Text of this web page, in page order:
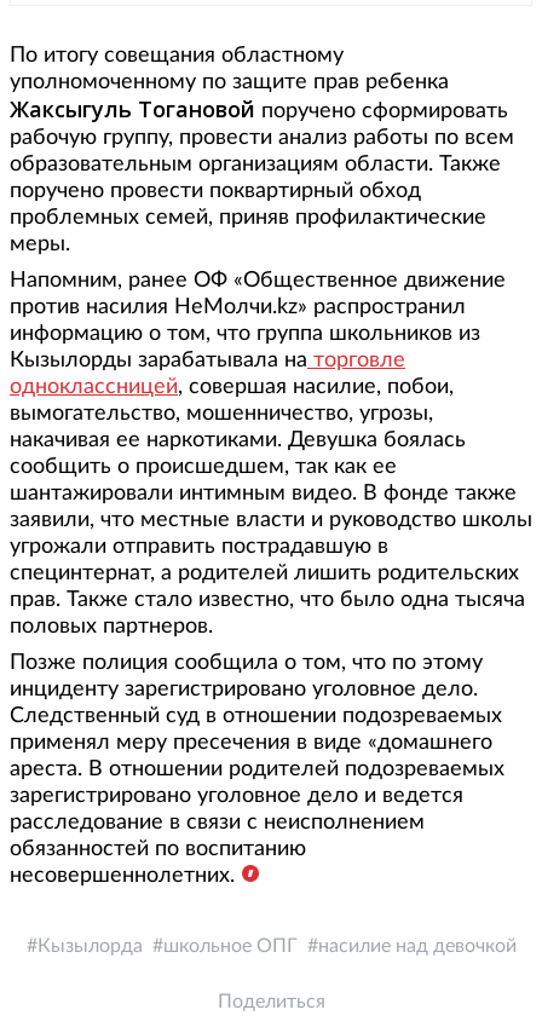
По итогу совещания областному
уполномоченному по защите прав ребенка
Жаксыгуль Тогановой поручено сформировать
рабочую группу, провести анализ работы по всем
образовательным организациям области. Также
поручено провести поквартирный обход
проблемных семей, приняв профилактические
меры.
Напомним, ранее ОФ «Общественное движение
против насилия НеМолчи.kz» распространил
информацию о том, что группа школьников из
Кызылорды зарабатывала на торговле
одноклассницей, совершая насилие, побои,
вымогательство, мошенничество, угрозы,
накачивая ее наркотиками. Девушка боялась
сообщить о происшедшем, так как ее
шантажировали интимным видео. В фонде также
заявили, что местные власти и руководство школы
угрожали отправить пострадавшую в
специнтернат, а родителей лишить родительских
прав. Также стало известно, что было одна тысяча
половых партнеров.
Позже полиция сообщила о том, что по этому
инциденту зарегистрировано уголовное дело.
Следственный суд в отношении подозреваемых
применял меру пресечения в виде «домашнего
ареста. В отношении родителей подозреваемых
зарегистрировано уголовное дело и ведется
расследование в связи с неисполнением
обязанностей по воспитанию
несовершеннолетних.
Кызылорда школьное ОПГ насилие над девочкой
Поделиться